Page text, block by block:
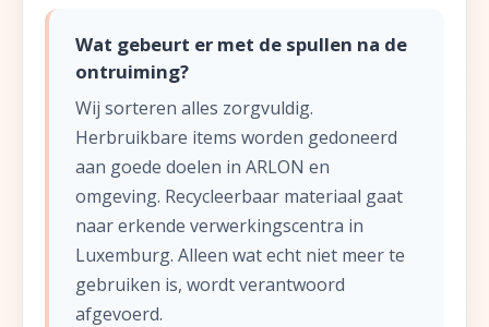
Wat gebeurt er met de spullen na de
ontruiming?
Wij sorteren alles zorgvuldig.
Herbruikbare items worden gedoneerd
aan goede doelen in ARLON en
omgeving. Recycleerbaar materiaal gaat
naar erkende verwerkingscentra in
Luxemburg. Alleen wat echt niet meer te
gebruiken is, wordt verantwoord
afgevoerd.